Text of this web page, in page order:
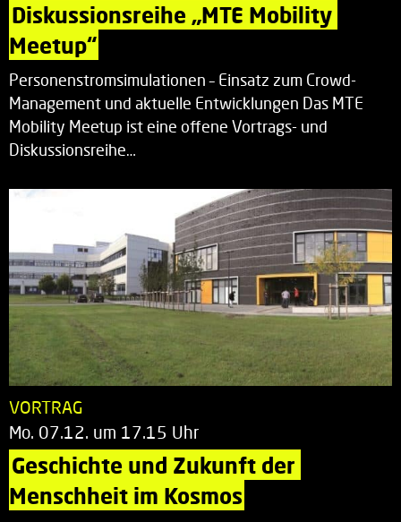
Diskussionsreihe „MTE Mobility
Meetup“
Personenstromsimulationen – Einsatz zum Crowd-
Management und aktuelle Entwicklungen Das MTE
Mobility Meetup ist eine offene Vortrags- und
Diskussionsreihe…
VORTRAG
Mo. 07.12. um 17.15 Uhr
Geschichte und Zukunft der
Menschheit im Kosmos